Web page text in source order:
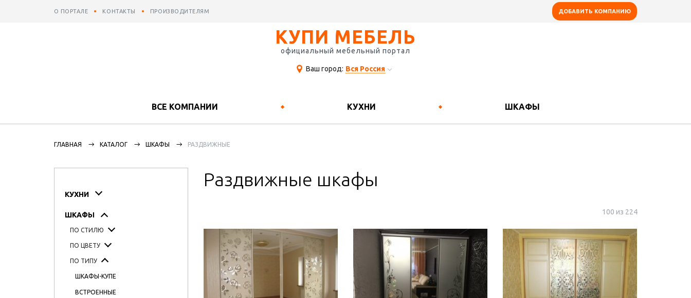
О ПОРТАЛЕ КОНТАКТЫ ПРОИЗВОДИТЕЛЯМ ДОБАВИТЬ КОМПАНИЮ
КУПИ МЕБЕЛЬ
официальный мебельный портал
Ваш город: Вся Россия
ВСЕ КОМПАНИИ КУХНИ ШКАФЫ
ГЛАВНАЯ КАТАЛОГ ШКАФЫ РАЗДВИЖНЫЕ
КУХНИ
ШКАФЫ
ПО СТИЛЮ
ПО ЦВЕТУ
ПО ТИПУ
ШКАФЫ-КУПЕ
ВСТРОЕННЫЕ
Раздвижные шкафы
100 из 224